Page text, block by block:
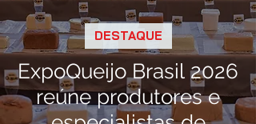
ExpoQueijo Brasil 2026
reúne produtores e
DESTAQUE